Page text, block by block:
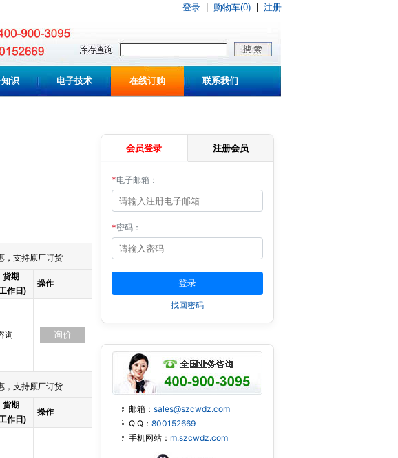
登录 购物车(0) 注册
识 电子技术 在线订购 联系我们
，支持原厂订货
货期
作日)
操作
询 询价
，支持原厂订货
货期
作日)
操作
会员登录 注册会员
*电子邮箱：
*密码：
找回密码
邮箱： sales@szcwdz.com
Q Q： 800152669
手机网站： m.szcwdz.com